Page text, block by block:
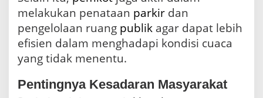
melakukan penataan parkir dan
pengelolaan ruang publik agar dapat lebih
efisien dalam menghadapi kondisi cuaca
yang tidak menentu.
Pentingnya Kesadaran Masyarakat